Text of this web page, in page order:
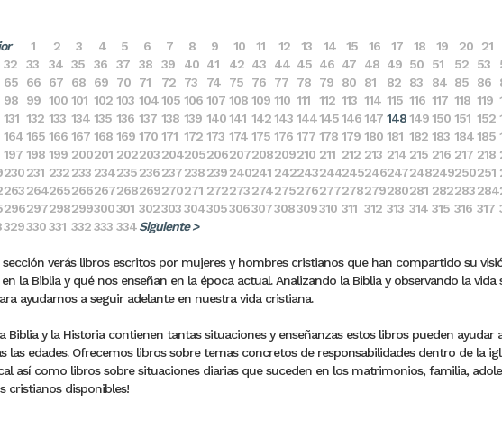
1 2 3 4 5 6 7 8 9 10 11 12 13 14 15 16 17 18 19 20 21
32
33 34 35 36 37 38 39 40 41 42 43 44 45 46 47 48 49 50 51 52 53
65
66 67 68 69 70 71 72 73 74 75 76 77 78 79 80 81 82 83 84 85 86
98
99 100 101 102 103 104105 106 107 108 109 110 111 112 113 114 115 116 117 118 119
131 132 133 134 135 136 137 138 139 140141 142143 144145146147 148149150 151 152
164165 166 167 168 169 170 171 172 173 174 175 176 177 178 179 180 181 182 183 184185
197 198 199 200201 202203204205206207208209210 211 212 213 214 215 216 217 218
230231 232233 234235236237238239240241 242243244245246247248249250251
263264265266267268269270271 272273274275276277278279280281 282283284
296297298299300301 302303304305306307308309310 311 312 313 314 315 316 317
329330331 332333 334Siguiente >
sección verás libros escritos por mujeres y hombres cristianos que han compartido su
la Biblia y qué nos enseñan en la época actual. Analizando la Biblia y observando la
ayudarnos a seguir adelante en nuestra vida cristiana.
Biblia y la Historia contienen tantas situaciones y enseñanzas estos libros pueden ayudar
las edades. Ofrecemos libros sobre temas concretos de responsabilidades dentro de la
así como libros sobre situaciones diarias que suceden en los matrimonios, familia,
cristianos disponibles!